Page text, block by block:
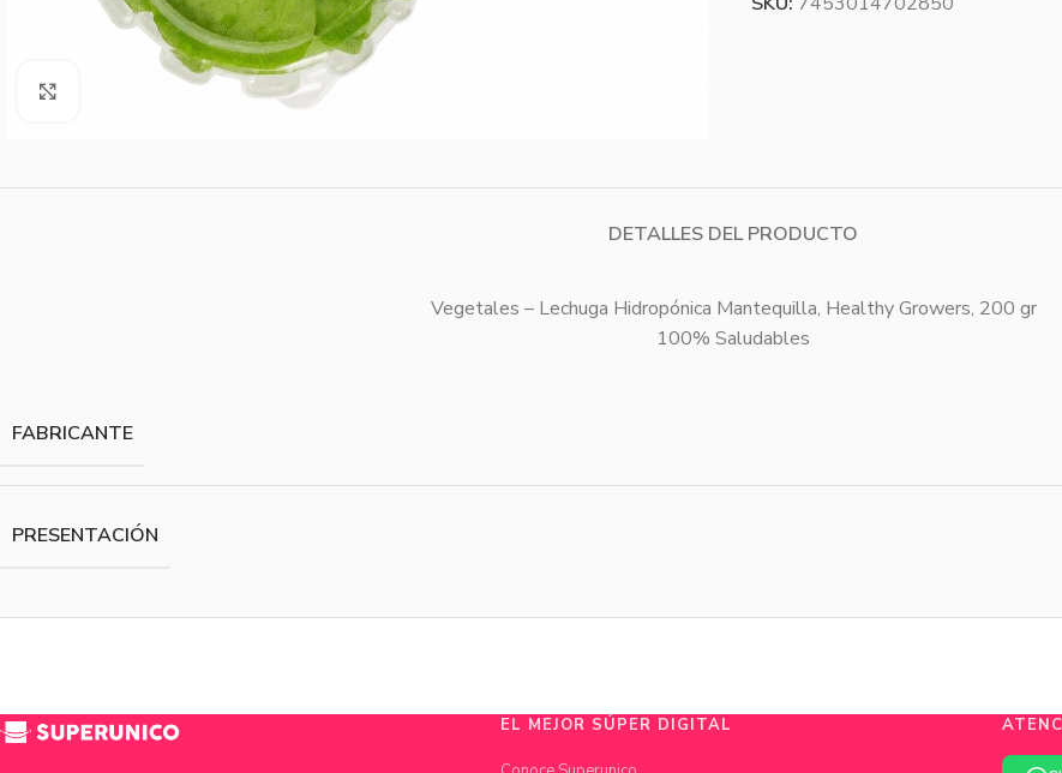
Agrandar imagen
DETALLES DEL PRODUCTO
Vegetales – Lechuga Hidropónica Mantequilla, Healthy Growers, 200 gr
100% Saludables
FABRICANTE
PRESENTACIÓN
EL MEJOR SÚPER DIGITAL